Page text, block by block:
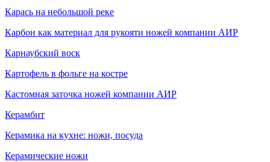
Карась на небольшой реке
Карбон как материал для рукояти ножей компании АИР
Карнаубский воск
Картофель в фольге на костре
Кастомная заточка ножей компании АИР
Керамбит
Керамика на кухне: ножи, посуда
Керамические ножи